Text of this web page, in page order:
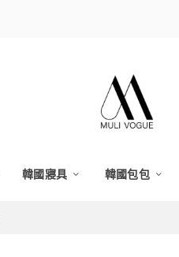
韓國寢具 韓國包包